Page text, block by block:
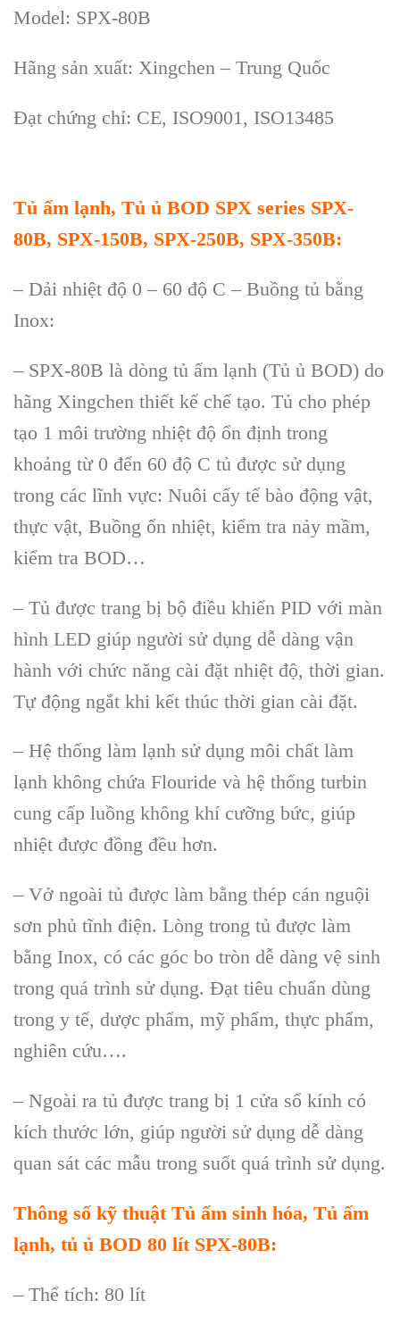
Model: SPX-80B
Hãng sản xuất: Xingchen – Trung Quốc
Đạt chứng chỉ: CE, ISO9001, ISO13485
Tủ ấm lạnh, Tủ ủ BOD SPX series SPX-
80B, SPX-150B, SPX-250B, SPX-350B:
– Dải nhiệt độ 0 – 60 độ C – Buồng tủ bằng
Inox:
– SPX-80B là dòng tủ ấm lạnh (Tủ ủ BOD) do
hãng Xingchen thiết kế chế tạo. Tủ cho phép
tạo 1 môi trường nhiệt độ ổn định trong
khoảng từ 0 đến 60 độ C tủ được sử dụng
trong các lĩnh vực: Nuôi cấy tế bào động vật,
thực vật, Buồng ổn nhiệt, kiểm tra nảy mầm,
kiểm tra BOD…
– Tủ được trang bị bộ điều khiển PID với màn
hình LED giúp người sử dụng dễ dàng vận
hành với chức năng cài đặt nhiệt độ, thời gian.
Tự động ngắt khi kết thúc thời gian cài đặt.
– Hệ thống làm lạnh sử dụng môi chất làm
lạnh không chứa Flouride và hệ thống turbin
cung cấp luồng không khí cưỡng bức, giúp
nhiệt được đồng đều hơn.
– Vở ngoài tủ được làm bằng thép cán nguội
sơn phủ tĩnh điện. Lòng trong tủ được làm
bằng Inox, có các góc bo tròn dễ dàng vệ sinh
trong quá trình sử dụng. Đạt tiêu chuẩn dùng
trong y tế, dược phẩm, mỹ phẩm, thực phẩm,
nghiên cứu….
– Ngoài ra tủ được trang bị 1 cửa sổ kính có
kích thước lớn, giúp người sử dụng dễ dàng
quan sát các mẫu trong suốt quá trình sử dụng.
Thông số kỹ thuật Tủ ấm sinh hóa, Tủ ấm
lạnh, tủ ủ BOD 80 lít SPX-80B:
– Thể tích: 80 lít